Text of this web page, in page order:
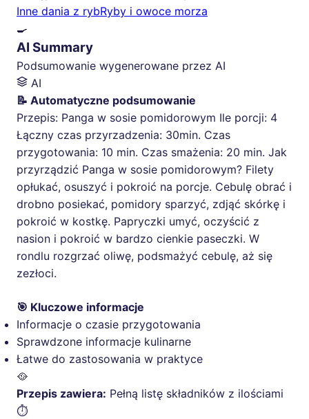
Inne dania z rybRyby i owoce morza
🍳
AI Summary
Podsumowanie wygenerowane przez AI
AI
📝 Automatyczne podsumowanie
Przepis: Panga w sosie pomidorowym Ile porcji: 4
Łączny czas przyrzadzenia: 30min. Czas
przygotowania: 10 min. Czas smażenia: 20 min. Jak
przyrządzić Panga w sosie pomidorowym? Filety
opłukać, osuszyć i pokroić na porcje. Cebulę obrać i
drobno posiekać, pomidory sparzyć, zdjąć skórkę i
pokroić w kostkę. Papryczki umyć, oczyścić z
nasion i pokroić w bardzo cienkie paseczki. W
rondlu rozgrzać oliwę, podsmażyć cebulę, aż się
zezłoci.
🎯 Kluczowe informacje
Informacje o czasie przygotowania
Sprawdzone informacje kulinarne
Łatwe do zastosowania w praktyce
🥘
Przepis zawiera: Pełną listę składników z ilościami
⏱️